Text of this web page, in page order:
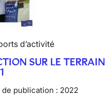
d’activité
SUR LE TERRAIN
de publication : 2022